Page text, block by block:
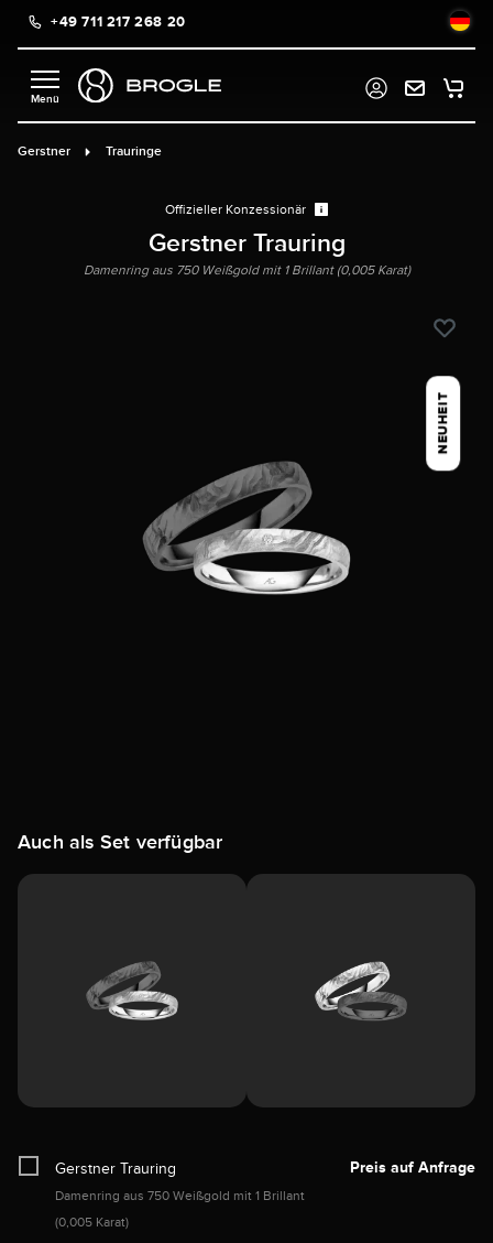
springen
+49 711 217 268 20
Gerstner Trauringe
Offizieller Konzessionär
Gerstner Trauring
Damenring aus 750 Weißgold mit 1 Brillant (0,005 Karat)
NEUHEIT
Auch als Set verfügbar
Gerstner Trauring
Damenring aus 750 Weißgold mit 1 Brillant
(0,005 Karat)
Preis auf Anfrage